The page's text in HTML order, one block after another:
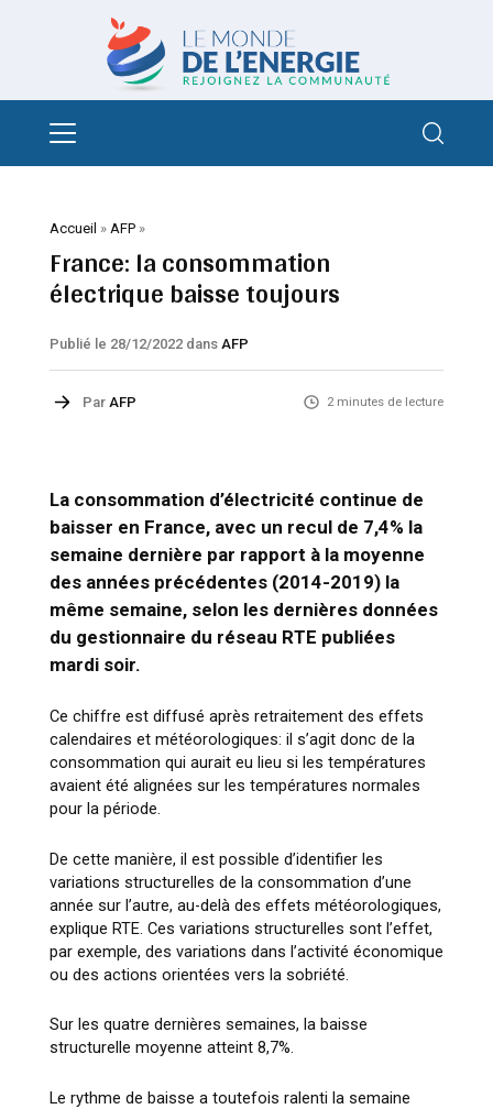
Accueil » AFP»
France: la consommation
électrique baisse toujours
Publié le 28/12/2022 dans AFP
Par AFP 2 minutes de lecture
La consommation d’électricité continue de
baisser en France, avec un recul de 7,4% la
semaine dernière par rapport à la moyenne
des années précédentes (2014-2019) la
même semaine, selon les dernières données
du gestionnaire du réseau RTE publiées
mardi soir.
Ce chiffre est diffusé après retraitement des effets
calendaires et météorologiques: il s’agit donc de la
consommation qui aurait eu lieu si les températures
avaient été alignées sur les températures normales
pour la période.
De cette manière, il est possible d’identifier les
variations structurelles de la consommation d’une
année sur l’autre, au-delà des effets météorologiques,
explique RTE. Ces variations structurelles sont l’effet,
par exemple, des variations dans l’activité économique
ou des actions orientées vers la sobriété.
Sur les quatre dernières semaines, la baisse
structurelle moyenne atteint 8,7%.
Le rythme de baisse a toutefois ralenti la semaine